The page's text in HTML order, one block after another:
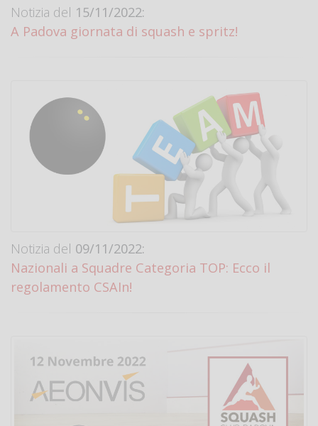
Notizia del 15/11/2022:
A Padova giornata di squash e spritz!
Notizia del 09/11/2022:
Nazionali a Squadre Categoria TOP: Ecco il
regolamento CSAIn!